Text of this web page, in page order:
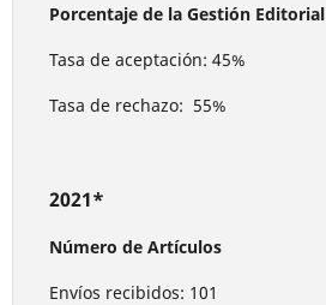
Porcentaje de la Gestión Editorial
Tasa de aceptación: 45%
Tasa de rechazo: 55%
2021*
Número de Artículos
Envíos recibidos: 101